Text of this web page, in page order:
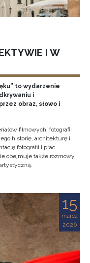
I W
to wydarzenie
i
obraz, słowo i
filmowych, fotografii
historię, architekturę i
fotografii i prac
obejmuje także rozmowy,
15
marca
2026